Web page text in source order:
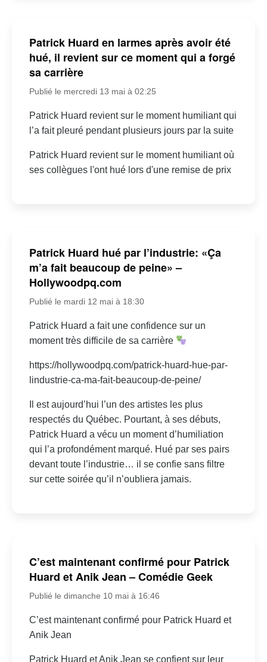
Patrick Huard en larmes après avoir été
hué, il revient sur ce moment qui a forgé
sa carrière
Publié le mercredi 13 mai à 02:25
Patrick Huard revient sur le moment humiliant qui
l’a fait pleuré pendant plusieurs jours par la suite
Patrick Huard revient sur le moment humiliant où
ses collègues l'ont hué lors d'une remise de prix
Patrick Huard hué par l’industrie: «Ça
m’a fait beaucoup de peine» –
Hollywoodpq.com
Publié le mardi 12 mai à 18:30
Patrick Huard a fait une confidence sur un
moment très difficile de sa carrière
https://hollywoodpq.com/patrick-huard-hue-par-
lindustrie-ca-ma-fait-beaucoup-de-peine/
Il est aujourd’hui l’un des artistes les plus
respectés du Québec. Pourtant, à ses débuts,
Patrick Huard a vécu un moment d’humiliation
qui l’a profondément marqué. Hué par ses pairs
devant toute l’industrie… il se confie sans filtre
sur cette soirée qu’il n’oubliera jamais.
C’est maintenant confirmé pour Patrick
Huard et Anik Jean – Comédie Geek
Publié le dimanche 10 mai à 16:46
C’est maintenant confirmé pour Patrick Huard et
Anik Jean
Patrick Huard et Anik Jean se confient sur leur